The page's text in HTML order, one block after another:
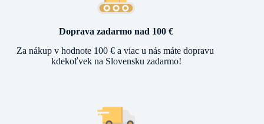
Doprava zadarmo nad 100 €
Za nákup v hodnote 100 € a viac u nás máte dopravu
kdekoľvek na Slovensku zadarmo!